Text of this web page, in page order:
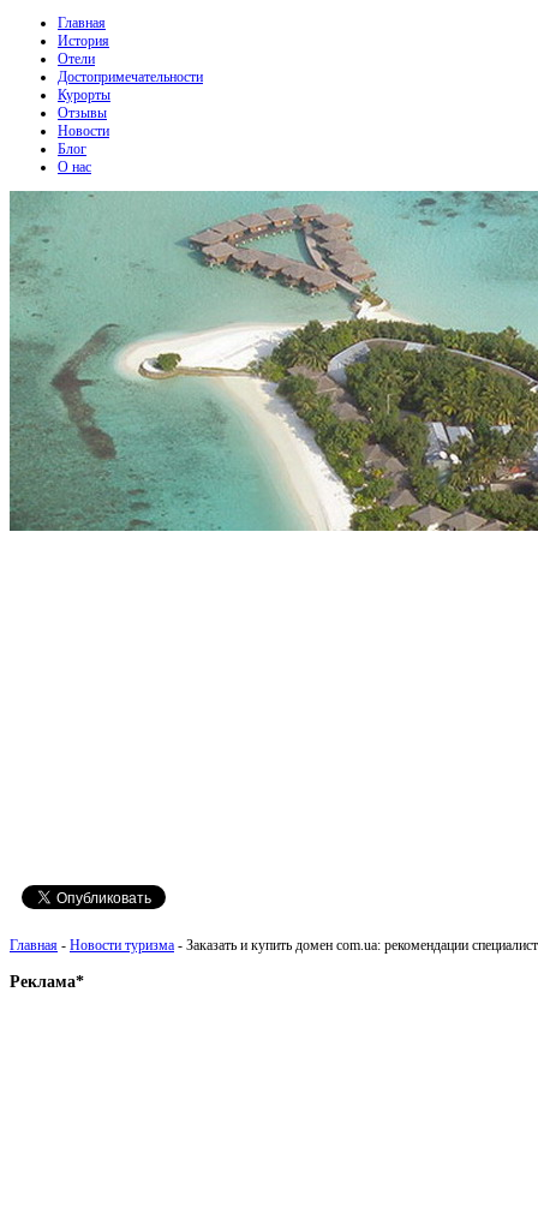
Главная
История
Отели
Достопримечательности
Курорты
Отзывы
Новости
Блог
О нас
Главная - Новости туризма - Заказать и купить домен com.ua: рекомендации
Реклама*